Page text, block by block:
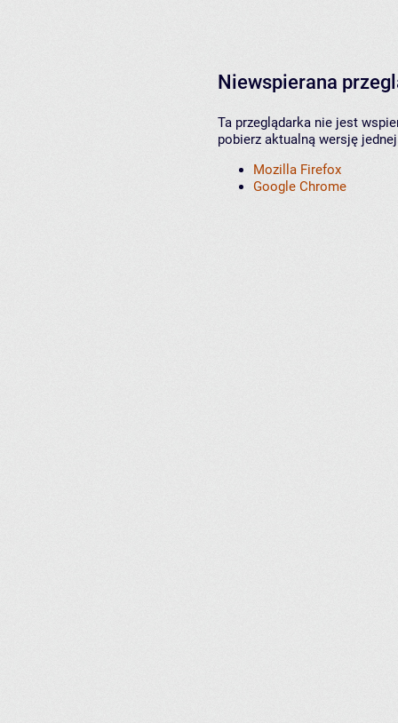
Niewspierana
Ta przeglądarka nie jest
pobierz aktualną wersję
Mozilla Firefox
Google Chrome